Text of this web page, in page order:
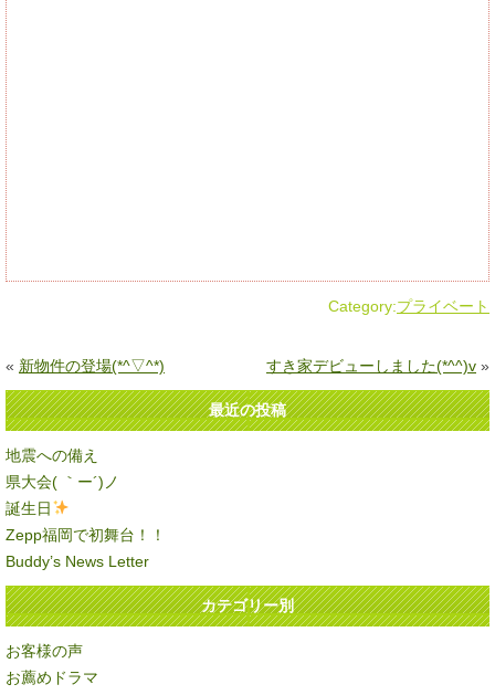
Category:プライベート
« 新物件の登場(*^▽^*) すき家デビューしました(*^^)v »
最近の投稿
地震への備え
県大会( ｀ー´)ノ
誕生日
Zepp福岡で初舞台！！
Buddy’s News Letter
カテゴリー別
お客様の声
お薦めドラマ